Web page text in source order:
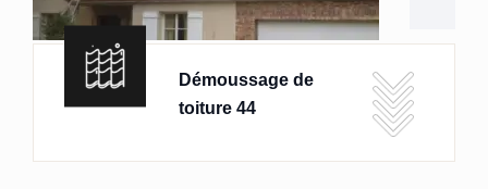
Démoussage de
toiture 44